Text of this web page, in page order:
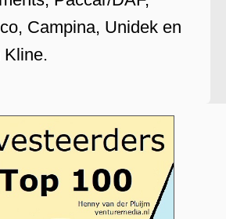
Campina, Unidek en
Kline.